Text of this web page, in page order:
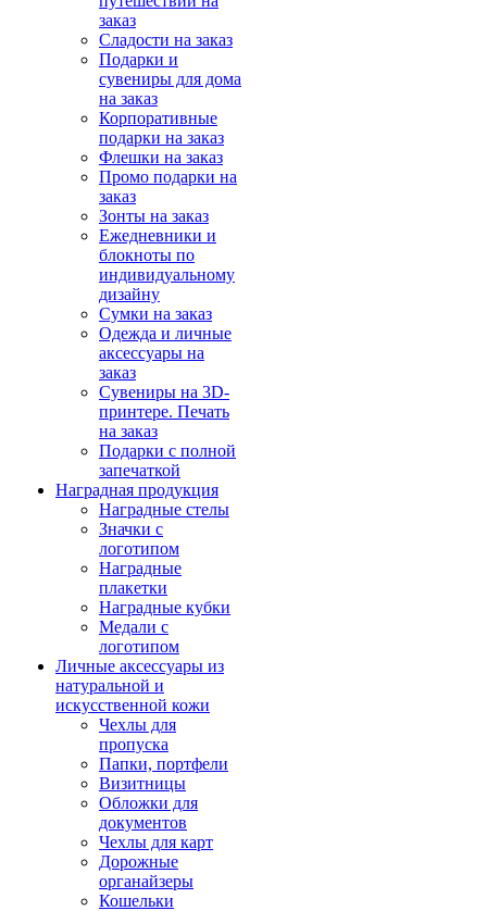
заказ
Сладости на заказ
Подарки и
сувениры для дома
на заказ
Корпоративные
подарки на заказ
Флешки на заказ
Промо подарки на
заказ
Зонты на заказ
Ежедневники и
блокноты по
индивидуальному
дизайну
Сумки на заказ
Одежда и личные
аксессуары на
заказ
Сувениры на 3D-
принтере. Печать
на заказ
Подарки с полной
запечаткой
Наградная продукция
Наградные стелы
Значки с
логотипом
Наградные
плакетки
Наградные кубки
Медали с
логотипом
Личные аксессуары из
натуральной и
искусственной кожи
Чехлы для
пропуска
Папки, портфели
Визитницы
Обложки для
документов
Чехлы для карт
Дорожные
органайзеры
Кошельки